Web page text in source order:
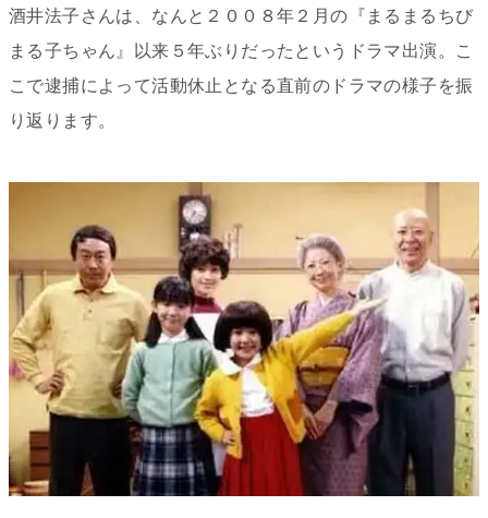
酒井法子さんは、なんと２００８年２月の『まるまるちび
まる子ちゃん』以来５年ぶりだったというドラマ出演。こ
こで逮捕によって活動休止となる直前のドラマの様子を振
り返ります。